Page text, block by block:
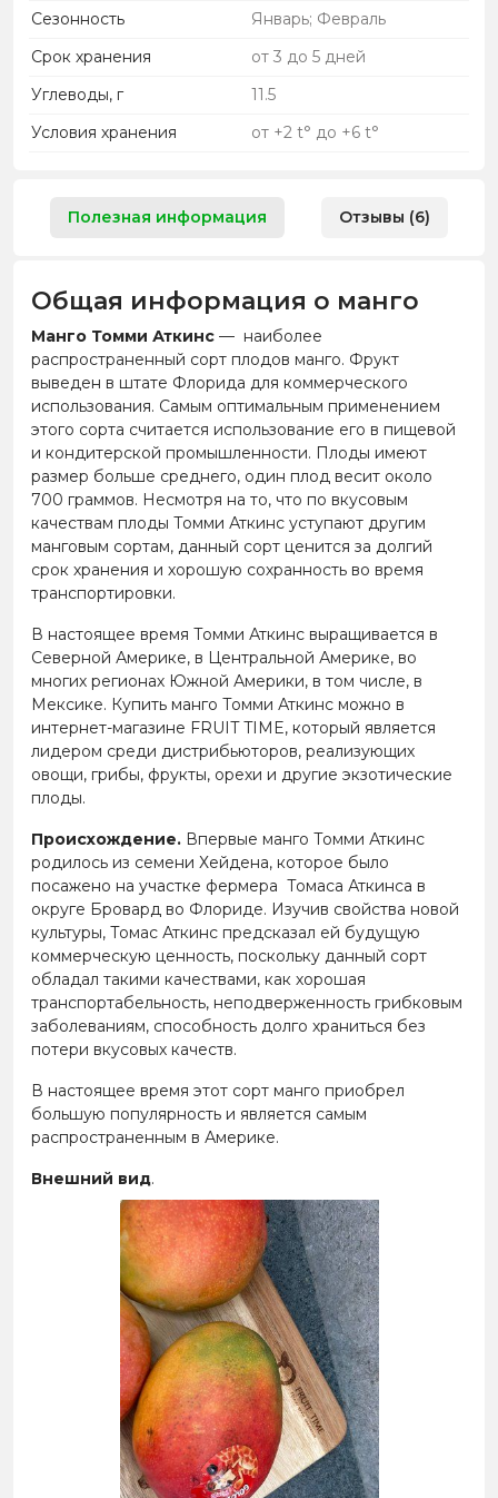
Сезонность
Январь; Февраль
Срок хранения
от 3 до 5 дней
Углеводы, г
11.5
Условия хранения
от +2 t° до +6 t°
Полезная информация Отзывы (6)
Общая информация о манго
Манго Томми Аткинс — наиболее
распространенный сорт плодов манго. Фрукт
выведен в штате Флорида для коммерческого
использования. Самым оптимальным применением
этого сорта считается использование его в пищевой
и кондитерской промышленности. Плоды имеют
размер больше среднего, один плод весит около
700 граммов. Несмотря на то, что по вкусовым
качествам плоды Томми Аткинс уступают другим
манговым сортам, данный сорт ценится за долгий
срок хранения и хорошую сохранность во время
транспортировки.
В настоящее время Томми Аткинс выращивается в
Северной Америке, в Центральной Америке, во
многих регионах Южной Америки, в том числе, в
Мексике. Купить манго Томми Аткинс можно в
интернет-магазине FRUIT TIME, который является
лидером среди дистрибьюторов, реализующих
овощи, грибы, фрукты, орехи и другие экзотические
плоды.
Происхождение. Впервые манго Томми Аткинс
родилось из семени Хейдена, которое было
посажено на участке фермера Томаса Аткинса в
округе Бровард во Флориде. Изучив свойства новой
культуры, Томас Аткинс предсказал ей будущую
коммерческую ценность, поскольку данный сорт
обладал такими качествами, как хорошая
транспортабельность, неподверженность грибковым
заболеваниям, способность долго храниться без
потери вкусовых качеств.
В настоящее время этот сорт манго приобрел
большую популярность и является самым
распространенным в Америке.
Внешний вид.